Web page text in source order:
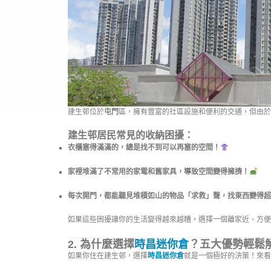
建生邨位於屯門 區，擁有豐富的社區設施和便利的交通，但由
建生邨居民常見的收納困擾：
衣櫃塞得滿滿的，總是找不到可以再塞的空間！
家裡堆滿了不常用的家電和舊家具，導致空間變得擁擠！
每次開門，都能聽見堆積如山的物品「求救」聲，找東西變得
如果這些困擾讓你的生活變得越來越糟，選擇一個離家近、方
2. 為什麼選擇時昌迷你倉？五大優勢輕鬆
如果你住在建生邨，選擇時昌迷你倉就是一個極好的決策！來